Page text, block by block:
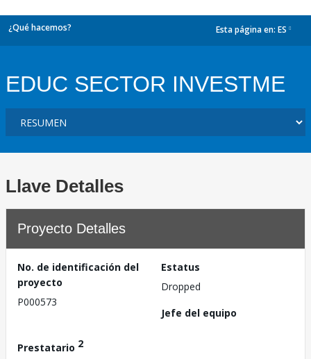
¿Qué hacemos? Esta página en: ES
EDUC SECTOR INVESTME
Llave Detalles
Proyecto Detalles
No. de identificación del
proyecto
P000573
Estatus
Dropped
Jefe del equipo
Prestatario 2